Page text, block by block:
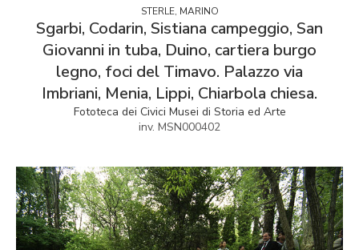
STERLE, MARINO
Sgarbi, Codarin, Sistiana campeggio, San
Giovanni in tuba, Duino, cartiera burgo
legno, foci del Timavo. Palazzo via
Imbriani, Menia, Lippi, Chiarbola chiesa.
Fototeca dei Civici Musei di Storia ed Arte
inv. MSN000402